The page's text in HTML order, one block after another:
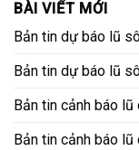
BÀI VIẾT MỚI
Bản tin dự báo lũ
Bản tin dự báo lũ
Bản tin cảnh báo
Bản tin cảnh báo